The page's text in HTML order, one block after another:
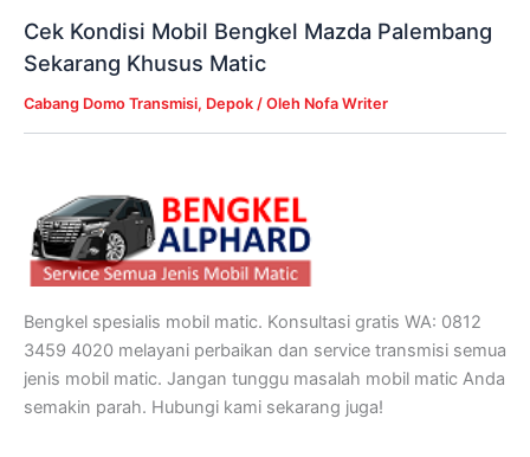
Cek Kondisi Mobil Bengkel Mazda Palembang
Sekarang Khusus Matic
Cabang Domo Transmisi, Depok / Oleh Nofa Writer
Bengkel spesialis mobil matic. Konsultasi gratis WA: 0812
3459 4020 melayani perbaikan dan service transmisi semua
jenis mobil matic. Jangan tunggu masalah mobil matic Anda
semakin parah. Hubungi kami sekarang juga!